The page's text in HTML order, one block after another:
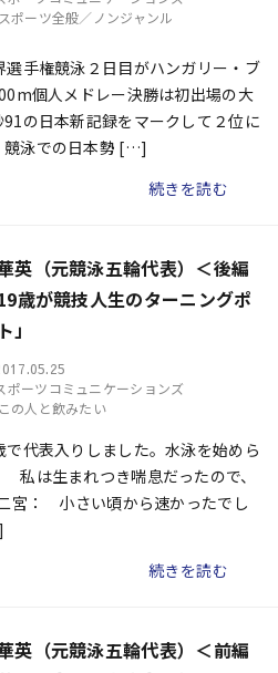
スポーツ全般／ノンジャンル
手権競泳２日目がハンガリー・ブ
個人メドレー決勝は初出場の大
の日本新記録をマークして２位に
競泳での日本勢 […]
続きを読む
英（元競泳五輪代表）＜後編
歳が競技人生のターニングポ
」
ポーツコミュニケーションズ
この人と飲みたい
代表入りしました。水泳を始めら
私は生まれつき喘息だったので、
宮： 小さい頃から速かったでし
続きを読む
英（元競泳五輪代表）＜前編